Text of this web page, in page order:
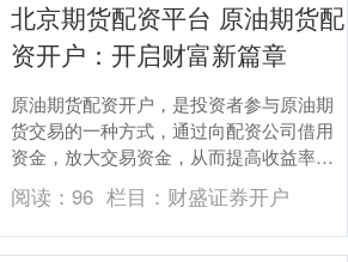
北京期货配资平台 原油期货配
资开户：开启财富新篇章
原油期货配资开户，是投资者参与原油期
货交易的一种方式，通过向配资公司借用
资金，放大交易资金，从而提高收益率。 *
**放大资金规模：**配资可将投资者的资金
规模....
阅读：96 栏目： 财盛证券开户